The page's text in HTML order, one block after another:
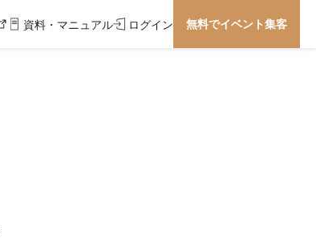
資料・マニュアル ログイン 無料でイベント集客